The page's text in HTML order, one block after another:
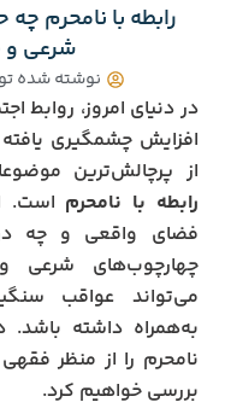
رابطه با نامحرم
شرعی
نوشته شده
در دنیای امروز، روابط
افزایش چشمگیری
از پرچالش‌ترین
رابطه با نامحرم است.
فضای واقعی و چه در
چهارچوب‌های شرعی
می‌تواند عواقب
به‌همراه داشته باشد.
نامحرم را از منظر
بررسی خواهیم کرد.